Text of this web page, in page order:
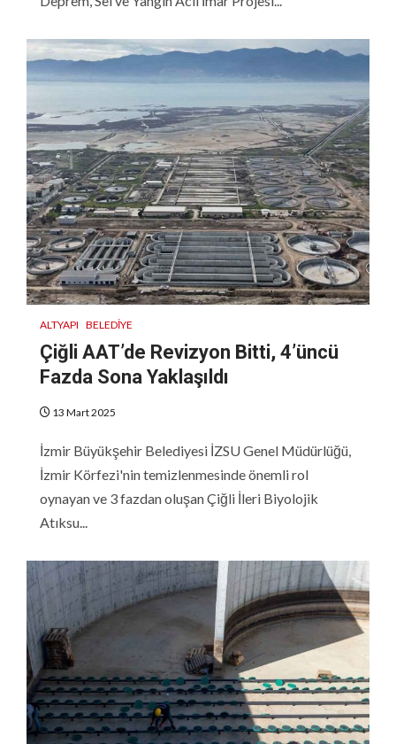
ALTYAPI BELEDIYE
Çiğli AAT’de Revizyon Bitti, 4’üncü
Fazda Sona Yaklaşıldı
13 Mart 2025
İzmir Büyükşehir Belediyesi İZSU Genel Müdürlüğü,
İzmir Körfezi'nin temizlenmesinde önemli rol
oynayan ve 3 fazdan oluşan Çiğli İleri Biyolojik
Atıksu...